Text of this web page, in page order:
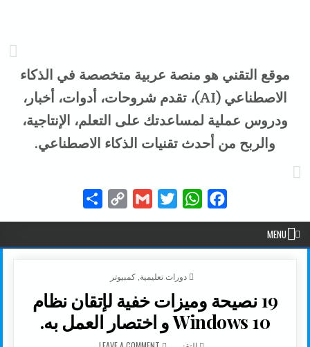
موقع التقني هو منصة عربية متخصصة في الذكاء
الاصطناعي (AI)، تقدم شروحات، أدوات، أخبار،
ودروس عملية لمساعدتك على التعلم، الإنتاجية،
والربح من أحدث تقنيات الذكاء الاصطناعي.
Facebook
WhatsApp
Twitter
Gmail
Copy
MENU
POSTED IN
دورات تعليمية ,كمبيوتر
19 نصيحة وميزات خفية لإتقان نظام
Windows 10 و اختصار العمل به.